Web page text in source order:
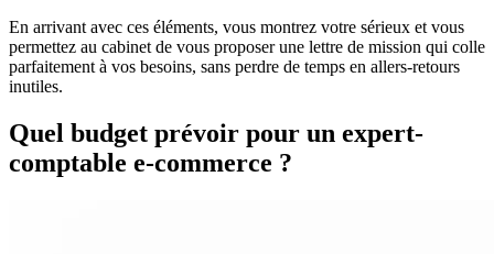
En arrivant avec ces éléments, vous montrez votre sérieux et vous
permettez au cabinet de vous proposer une lettre de mission qui colle
parfaitement à vos besoins, sans perdre de temps en allers-retours
inutiles.
Quel budget prévoir pour un expert-
comptable e-commerce ?